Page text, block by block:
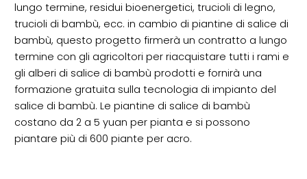
lungo termine, residui bioenergetici, trucioli di legno,
trucioli di bambù, ecc. in cambio di piantine di salice di
bambù, questo progetto firmerà un contratto a lungo
termine con gli agricoltori per riacquistare tutti i rami e
gli alberi di salice di bambù prodotti e fornirà una
formazione gratuita sulla tecnologia di impianto del
salice di bambù. Le piantine di salice di bambù
costano da 2 a 5 yuan per pianta e si possono
piantare più di 600 piante per acro.